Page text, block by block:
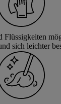
Flüssigkeiten
sich leichter